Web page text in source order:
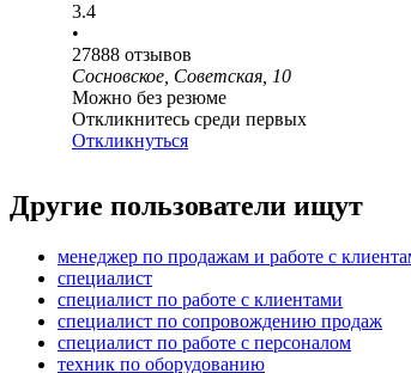
3.4
•
27888 отзывов
Сосновское, Советская, 10
Можно без резюме
Откликнитесь среди первых
Откликнуться
Другие пользователи ищут
менеджер по продажам и работе с
специалист
специалист по работе с клиентами
специалист по сопровождению продаж
специалист по работе с персоналом
техник по оборудованию